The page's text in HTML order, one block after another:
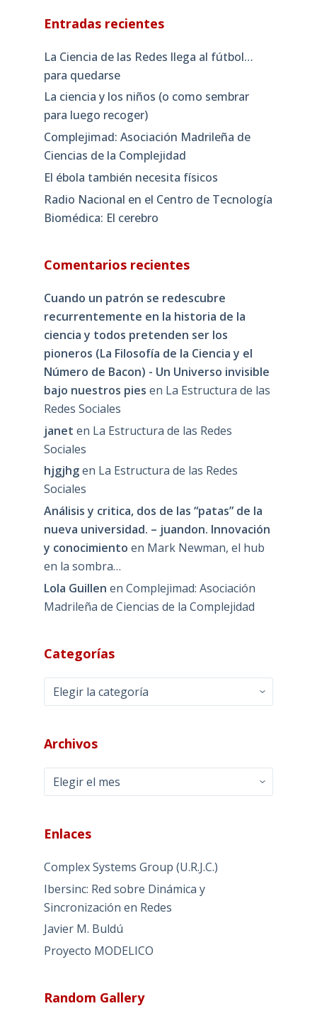
Entradas recientes
La Ciencia de las Redes llega al fútbol…
para quedarse
La ciencia y los niños (o como sembrar
para luego recoger)
Complejimad: Asociación Madrileña de
Ciencias de la Complejidad
El ébola también necesita físicos
Radio Nacional en el Centro de Tecnología
Biomédica: El cerebro
Comentarios recientes
Cuando un patrón se redescubre
recurrentemente en la historia de la
ciencia y todos pretenden ser los
pioneros (La Filosofía de la Ciencia y el
Número de Bacon) - Un Universo invisible
bajo nuestros pies en La Estructura de las
Redes Sociales
janet en La Estructura de las Redes
Sociales
hjgjhgen La Estructura de las Redes
Sociales
Análisis y critica, dos de las “patas” de la
nueva universidad. – juandon. Innovación
y conocimiento en Mark Newman, el hub
en la sombra…
Lola Guillen en Complejimad: Asociación
Madrileña de Ciencias de la Complejidad
Categorías
Categorías
Archivos
Archivos
Enlaces
Complex Systems Group (U.R.J.C.)
Ibersinc: Red sobre Dinámica y
Sincronización en Redes
Javier M. Buldú
Proyecto MODELICO
Random Gallery